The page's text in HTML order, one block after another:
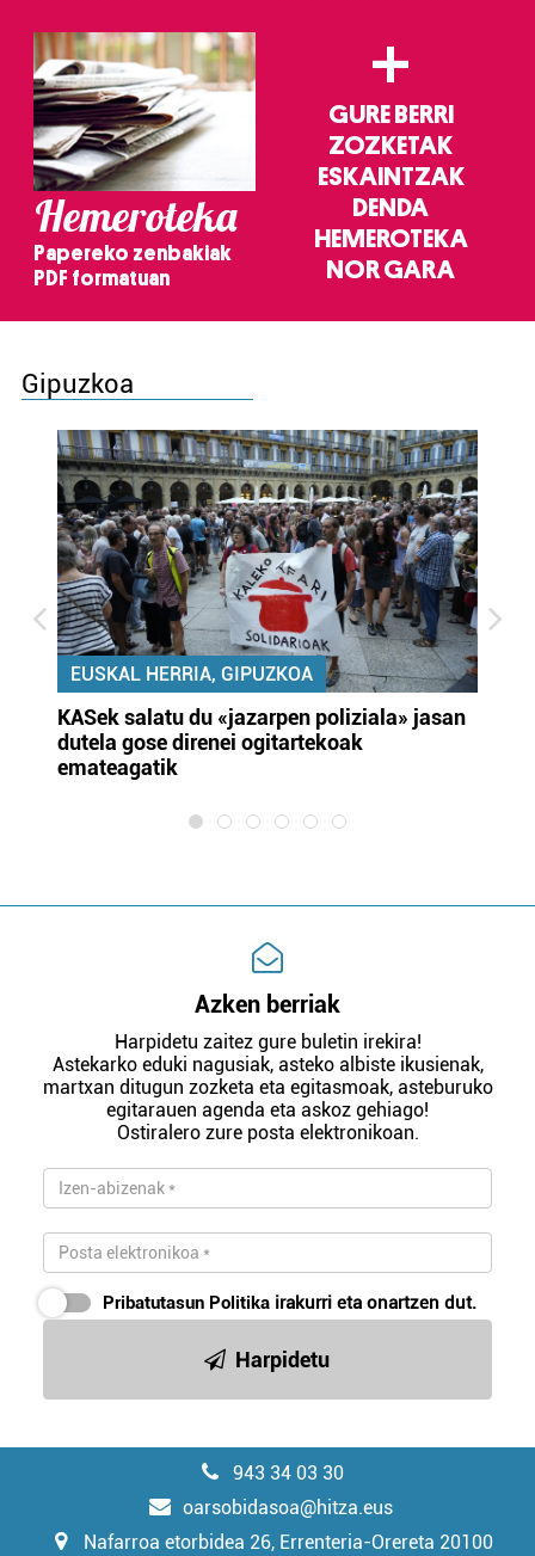
Hemeroteka
Papereko zenbakiak
PDF formatuan
+
GURE BERRI
ZOZKETAK
ESKAINTZAK
DENDA
HEMEROTEKA
NOR GARA
Gipuzkoa
EUSKAL HERRIA, GIPUZKOA
KASek salatu du «jazarpen poliziala» jasan
dutela gose direnei ogitartekoak
emateagatik
Azken berriak
Harpidetu zaitez gure buletin irekira!
Astekarko eduki nagusiak, asteko albiste ikusienak,
martxan ditugun zozketa eta egitasmoak, asteburuko
egitarauen agenda eta askoz gehiago!
Ostiralero zure posta elektronikoan.
Pribatutasun Politika irakurri eta onartzen dut.
Harpidetu
943 34 03 30
oarsobidasoa@hitza.eus
Nafarroa etorbidea 26, Errenteria-Orereta 20100